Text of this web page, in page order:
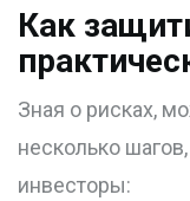
Как
Зная о рисках,
несколько
инвесторы: